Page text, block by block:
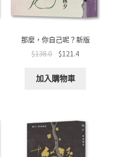
那麼，你自己呢？新版
$138.0 $121.4
加入購物車